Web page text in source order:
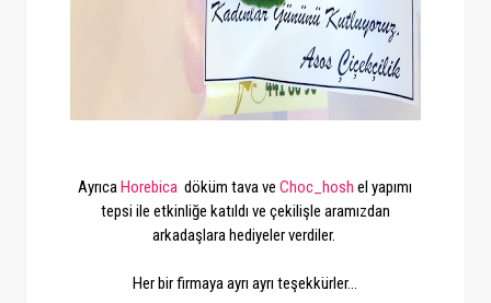
AyrıcaHorebica döküm tava veChoc_hosh el yapımı
tepsi ile etkinliğe katıldı ve çekilişle aramızdan
arkadaşlara hediyeler verdiler.
Her bir firmaya ayrı ayrı teşekkürler...